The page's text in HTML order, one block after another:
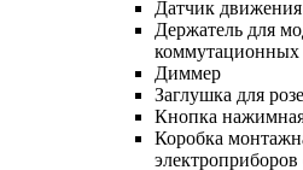
Датчик
Держатель для
коммутационных
Диммер
Заглушка для
Кнопка
Коробка